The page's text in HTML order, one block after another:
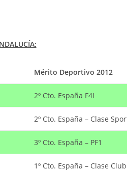
Mérito Deportivo 2012
2º Cto. España F4I
2º Cto. España – Clase
3º Cto. España – PF1
1º Cto. España – Clase Club